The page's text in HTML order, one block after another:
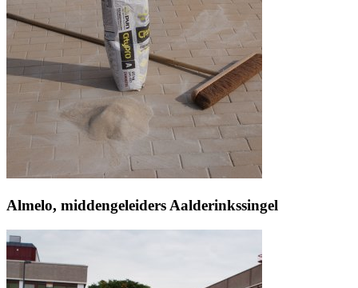
Almelo, middengeleiders Aalderinkssingel